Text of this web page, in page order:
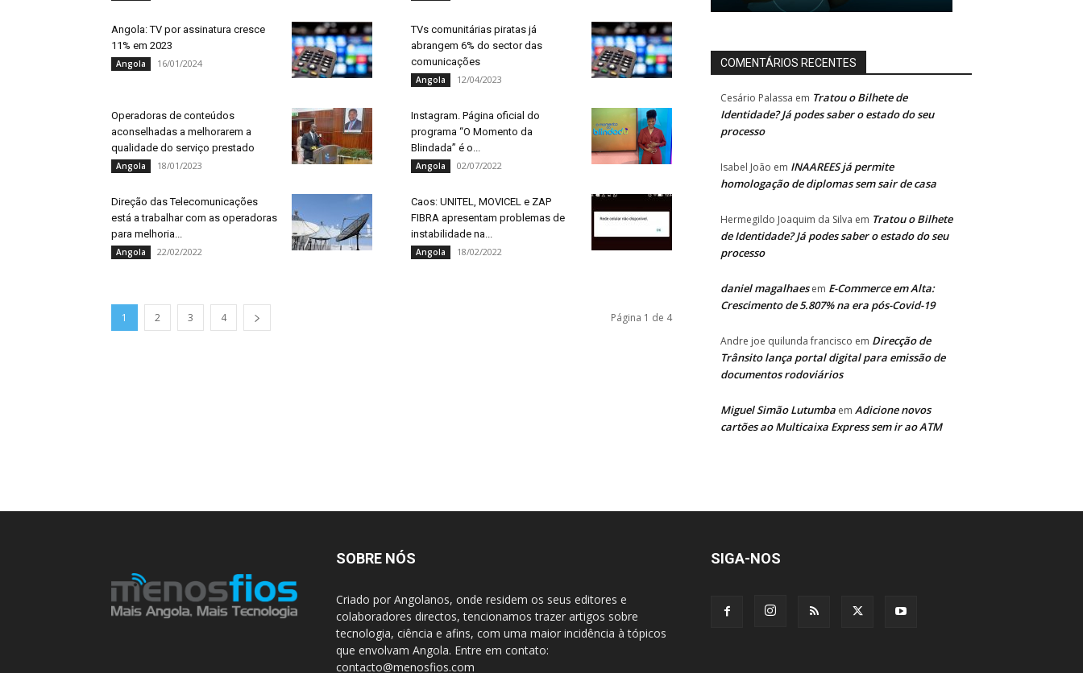
Angola: TV por assinatura cresce
11% em 2023
Angola 16/01/2024
TVs comunitárias piratas já
abrangem 6% do sector das
comunicações
Angola 12/04/2023
Operadoras de conteúdos
aconselhadas a melhorarem a
qualidade do serviço prestado
Angola 18/01/2023
Instagram. Página oficial do
programa “O Momento da
Blindada” é o...
Angola 02/07/2022
Direção das Telecomunicações
está a trabalhar com as operadoras
para melhoria...
Angola 22/02/2022
Caos: UNITEL, MOVICEL e ZAP
FIBRA apresentam problemas de
instabilidade na...
Angola 18/02/2022
1 2 3 4 Página 1 de 4
COMENTÁRIOS RECENTES
Cesário Palassa em Tratou o Bilhete de
Identidade? Já podes saber o estado do seu
processo
Isabel João em INAAREES já permite
homologação de diplomas sem sair de casa
Hermegildo Joaquim da Silva em Tratou o Bilhete
de Identidade? Já podes saber o estado do seu
processo
daniel magalhaesem E-Commerce em Alta:
Crescimento de 5.807% na era pós-Covid-19
Andre joe quilunda francisco em Direcção de
Trânsito lança portal digital para emissão de
documentos rodoviários
Miguel Simão Lutumba em Adicione novos
cartões ao Multicaixa Express sem ir ao ATM
SOBRE NÓS
Criado por Angolanos, onde residem os seus editores e
colaboradores directos, tencionamos trazer artigos sobre
tecnologia, ciência e afins, com uma maior incidência à tópicos
que envolvam Angola. Entre em contato:
contacto@menosfios.com
SIGA-NOS